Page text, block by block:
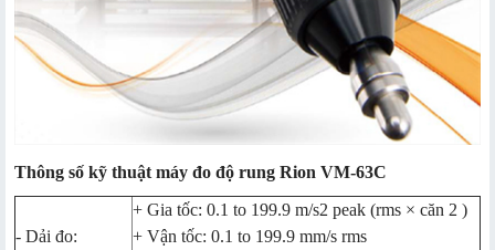
Thông số kỹ thuật máy đo độ rung Rion VM-63C
- Dải đo:
+ Gia tốc: 0.1 to 199.9 m/s2 peak (rms × căn 2 )
+ Vận tốc: 0.1 to 199.9 mm/s rms